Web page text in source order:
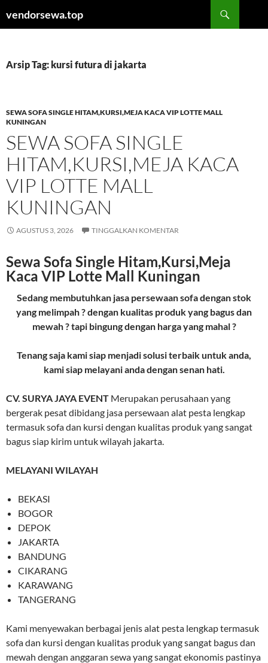
kevendorsewa.top
Arsip Tag: kursi futura di jakarta
SEWA SOFA SINGLE HITAM,KURSI,MEJA KACA VIP LOTTE MALL
KUNINGAN
SEWA SOFA SINGLE
HITAM,KURSI,MEJA KACA
VIP LOTTE MALL
KUNINGAN
AGUSTUS 3, 2026 TINGGALKAN KOMENTAR
Sewa Sofa Single Hitam,Kursi,Meja
Kaca VIP Lotte Mall Kuningan
Sedang membutuhkan jasa persewaan sofa dengan stok
yang melimpah ? dengan kualitas produk yang bagus dan
mewah ? tapi bingung dengan harga yang mahal ?
Tenang saja kami siap menjadi solusi terbaik untuk anda,
kami siap melayani anda dengan senan hati.
CV. SURYA JAYA EVENT Merupakan perusahaan yang
bergerak pesat dibidang jasa persewaan alat pesta lengkap
termasuk sofa dan kursi dengan kualitas produk yang sangat
bagus siap kirim untuk wilayah jakarta.
MELAYANI WILAYAH
BEKASI
BOGOR
DEPOK
JAKARTA
BANDUNG
CIKARANG
KARAWANG
TANGERANG
Kami menyewakan berbagai jenis alat pesta lengkap termasuk
sofa dan kursi dengan kualitas produk yang sangat bagus dan
mewah dengan anggaran sewa yang sangat ekonomis pastinya